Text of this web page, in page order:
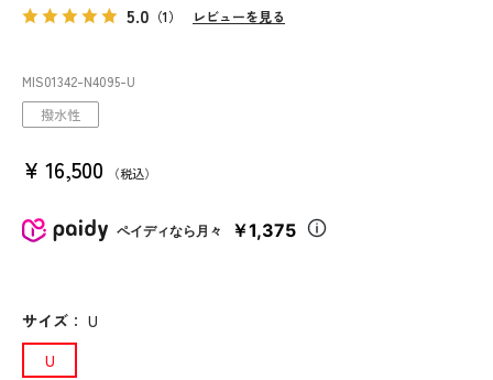
5.0 （1） レビューを見る
MIS01342-N4095-U
撥水性
¥ 16,500 税込
ペイディなら月々 ￥1,375
サイズ ： U
U